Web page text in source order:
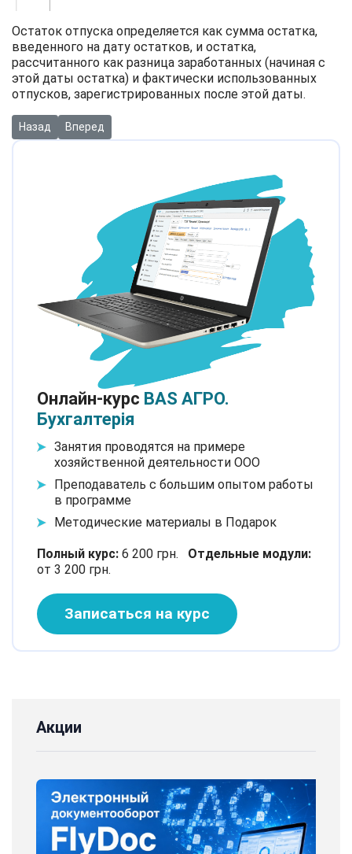
Остаток отпуска определяется как сумма остатка,
введенного на дату остатков, и остатка,
рассчитанного как разница заработанных (начиная с
этой даты остатка) и фактически использованных
отпусков, зарегистрированных после этой даты.
Предыдущий: Инструкция по использованию модуля
Назад Следующий: Инструкция: Автоматическое
Вперед
Онлайн-курс BAS АГРО.
Бухгалтерія
Занятия проводятся на примере
хозяйственной деятельности ООО
Преподаватель с большим опытом работы
в программе
Методические материалы в Подарок
Полный курс: 6 200 грн. Отдельные модули:
от 3 200 грн.
Записаться на курс
Акции